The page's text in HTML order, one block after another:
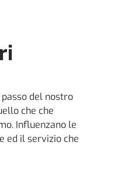
del nostro
che che
Influenzano le
ed il servizio che